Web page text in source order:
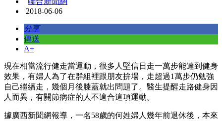
2018-06-06
分享
傳送
A+
現在相當流行健走當運動，很多人堅信日走一萬步能達到健身
效果，有婦人為了在群組裡跟朋友拚場，走超過1萬步仍勉強
自己繼續走，幾個月後膝蓋就出問題了。醫生提醒走路健身因
人而異，有關節病症的人不適合這項運動。
據廣西新聞網報導，一名58歲的何姓婦人幾年前退休後，本來